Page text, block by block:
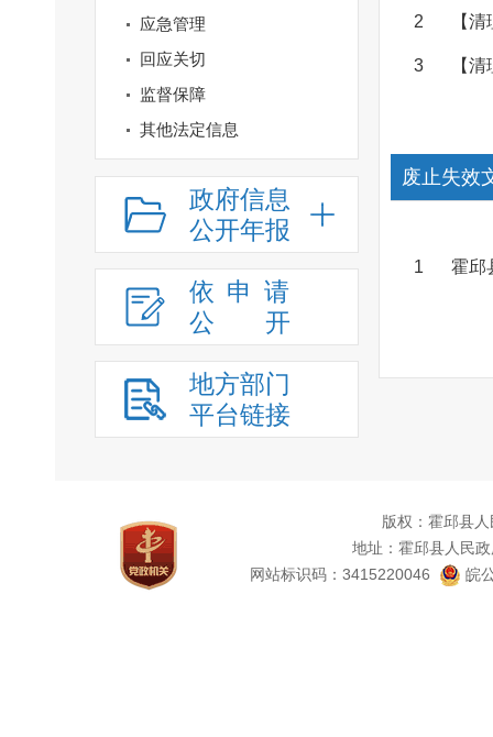
应急管理
回应关切
监督保障
其他法定信息
政府信息
公开年报
依申请
公
开
地方部门
平台链接
2 【
3 【
废止失效
1 霍邱
版权：霍邱县
地址：霍邱县人民
网站标识码：3415220046
皖